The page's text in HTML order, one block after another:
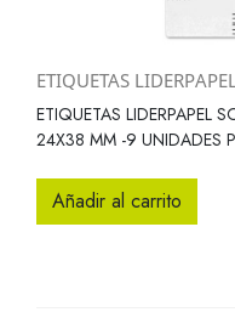
ETIQUETAS
ETIQUETAS LIDERPAPEL
24X38 MM -9 UNIDADES
Añadir al carrito